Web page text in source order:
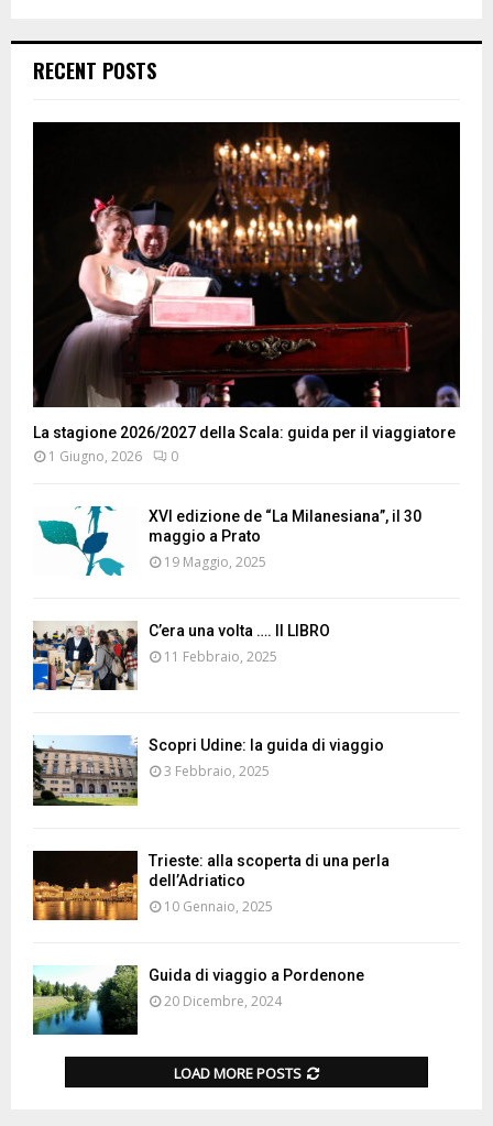
RECENT POSTS
La stagione 2026/2027 della Scala: guida per il viaggiatore
1 Giugno, 2026 0
XVI edizione de “La Milanesiana”, il 30
maggio a Prato
19 Maggio, 2025
C’era una volta …. Il LIBRO
11 Febbraio, 2025
Scopri Udine: la guida di viaggio
3 Febbraio, 2025
Trieste: alla scoperta di una perla
dell’Adriatico
10 Gennaio, 2025
Guida di viaggio a Pordenone
20 Dicembre, 2024
LOAD MORE POSTS